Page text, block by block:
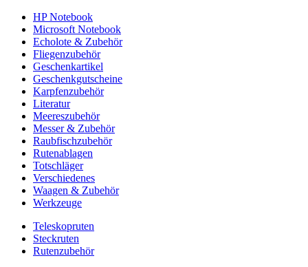
HP Notebook
Microsoft Notebook
Echolote & Zubehör
Fliegenzubehör
Geschenkartikel
Geschenkgutscheine
Karpfenzubehör
Literatur
Meereszubehör
Messer & Zubehör
Raubfischzubehör
Rutenablagen
Totschläger
Verschiedenes
Waagen & Zubehör
Werkzeuge
Teleskopruten
Steckruten
Rutenzubehör